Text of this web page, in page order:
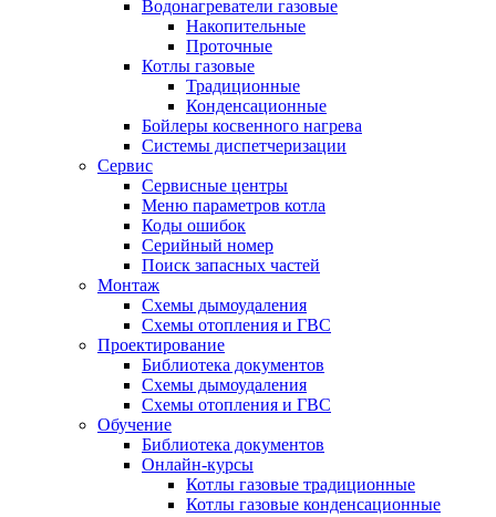
Водонагреватели газовые
Накопительные
Проточные
Котлы газовые
Традиционные
Конденсационные
Бойлеры косвенного нагрева
Системы диспетчеризации
Сервис
Сервисные центры
Меню параметров котла
Коды ошибок
Серийный номер
Поиск запасных частей
Монтаж
Схемы дымоудаления
Схемы отопления и ГВС
Проектирование
Библиотека документов
Схемы дымоудаления
Схемы отопления и ГВС
Обучение
Библиотека документов
Онлайн-курсы
Котлы газовые традиционные
Котлы газовые конденсационные